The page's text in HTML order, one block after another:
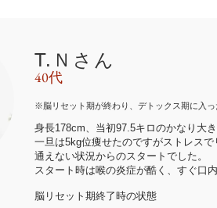
40代
T.Ｎさん
※脳リセット期が終わり、デトックス期に入っ
身長178cm、当初97.5キロのかなり大
一旦は5kg位痩せたのですがストレス
通えない状況からのスタートでした。
スタート時は喉の炎症が酷く、すぐ口
脳リセット期終了時の状態